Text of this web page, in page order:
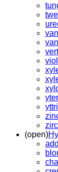
vert
(open)